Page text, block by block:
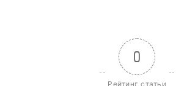
0
Рейтинг статьи